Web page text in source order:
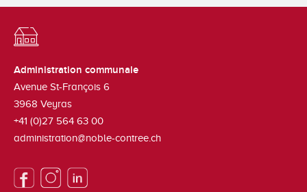
Administration communale
Avenue St-François 6
3968 Veyras
+41 (0)27 564 63 00
administration@noble-contree.ch